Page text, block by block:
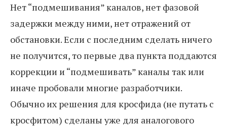
Нет “подмешивания” каналов, нет фазовой
задержки между ними, нет отражений от
обстановки. Если с последним сделать ничего
не получится, то первые два пункта поддаются
коррекции и “подмешивать” каналы так или
иначе пробовали многие разработчики.
Обычно их решения для кросфида (не путать с
кросфитом) сделаны уже для аналогового